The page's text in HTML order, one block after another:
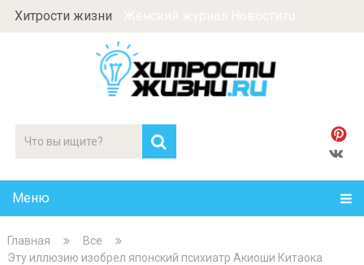
Хитрости жизни
Меню
Главная
Все
Эту иллюзию изобрел японский психиатр Акиоши Китаока